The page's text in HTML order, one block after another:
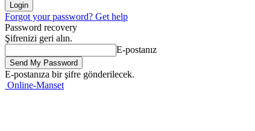
Forgot your password? Get help
Password recovery
Şifrenizi geri alın.
E-postanız
E-postanıza bir şifre gönderilecek.
Online-Manset